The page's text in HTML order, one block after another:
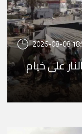
2026-08-08
على خيام